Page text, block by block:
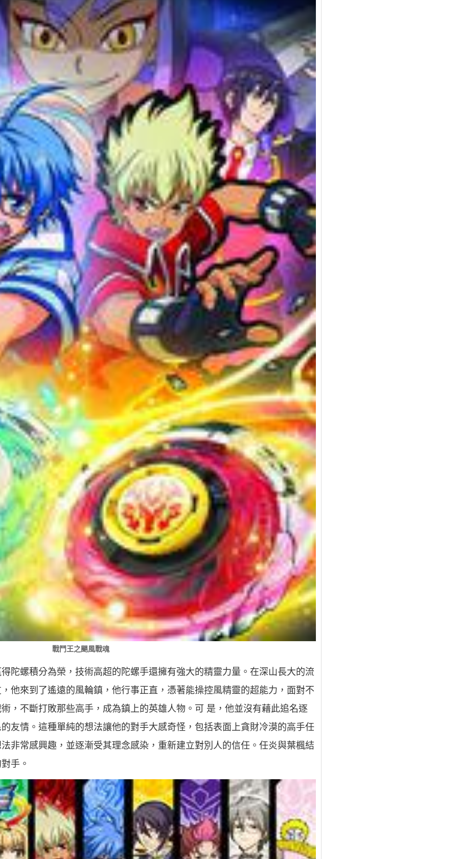
戰鬥王之颶風戰魂
陀螺積分為榮，技術高超的陀螺手還擁有強大的精靈力量。在深山長大的流
他來到了遙遠的風輪鎮，他行事正直，憑著能操控風精靈的超能力，面對不
，不斷打敗那些高手，成為鎮上的英雄人物。可 是，他並沒有藉此追名逐
友情。這種單純的想法讓他的對手大感奇怪，包括表面上貪財冷漠的高手任
非常感興趣，並逐漸受其理念感染，重新建立對別人的信任。任炎與葉楓結
手。